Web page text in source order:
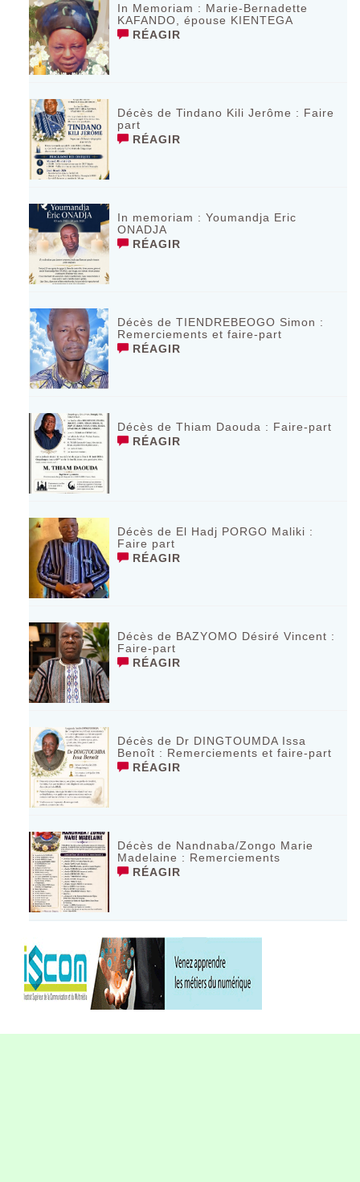
In Memoriam : Marie-Bernadette
KAFANDO, épouse KIENTEGA
RÉAGIR
Décès de Tindano Kili Jerôme : Faire
part
RÉAGIR
In memoriam : Youmandja Eric
ONADJA
RÉAGIR
Décès de TIENDREBEOGO Simon :
Remerciements et faire-part
RÉAGIR
Décès de Thiam Daouda : Faire-part
RÉAGIR
Décès de El Hadj PORGO Maliki :
Faire part
RÉAGIR
Décès de BAZYOMO Désiré Vincent :
Faire-part
RÉAGIR
Décès de Dr DINGTOUMDA Issa
Benoît : Remerciements et faire-part
RÉAGIR
Décès de Nandnaba/Zongo Marie
Madelaine : Remerciements
RÉAGIR